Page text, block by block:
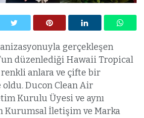
gerçekleşen
düzenlediği Hawaii Tropical
renkli anlara ve çifte bir
Ducon Clean Air
Kurulu Üyesi ve aynı
Kurumsal İletişim ve Marka